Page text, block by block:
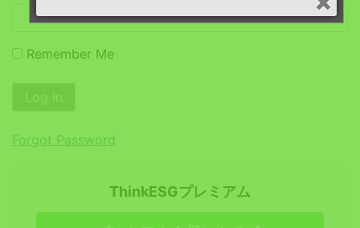
Remember Me
Forgot Password
ThinkESGプレミアム